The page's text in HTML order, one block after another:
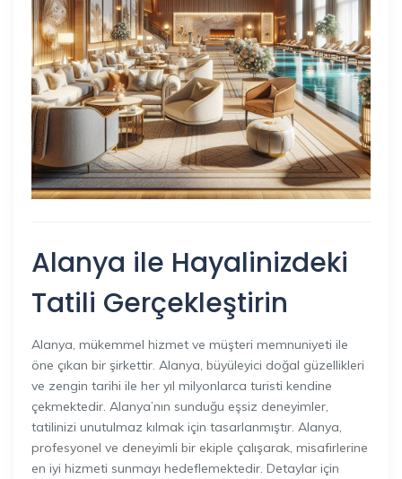
Alanya ile Hayalinizdeki
Tatili Gerçekleştirin
Alanya, mükemmel hizmet ve müşteri memnuniyeti ile
öne çıkan bir şirkettir. Alanya, büyüleyici doğal güzellikleri
ve zengin tarihi ile her yıl milyonlarca turisti kendine
çekmektedir. Alanya’nın sunduğu eşsiz deneyimler,
tatilinizi unutulmaz kılmak için tasarlanmıştır. Alanya,
profesyonel ve deneyimli bir ekiple çalışarak, misafirlerine
en iyi hizmeti sunmayı hedeflemektedir. Detaylar için